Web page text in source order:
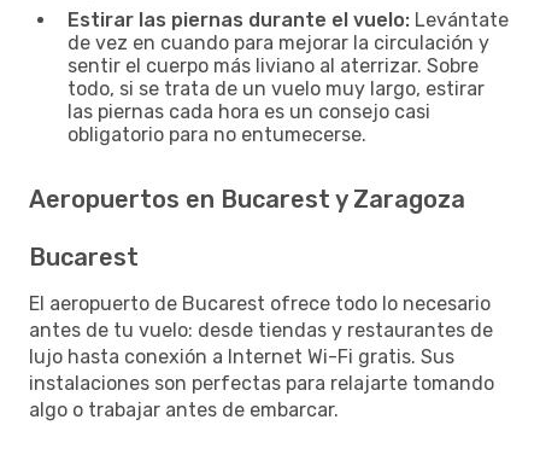
Estirar las piernas durante el vuelo: Levántate
de vez en cuando para mejorar la circulación y
sentir el cuerpo más liviano al aterrizar. Sobre
todo, si se trata de un vuelo muy largo, estirar
las piernas cada hora es un consejo casi
obligatorio para no entumecerse.
Aeropuertos en Bucarest y Zaragoza
Bucarest
El aeropuerto de Bucarest ofrece todo lo necesario
antes de tu vuelo: desde tiendas y restaurantes de
lujo hasta conexión a Internet Wi-Fi gratis. Sus
instalaciones son perfectas para relajarte tomando
algo o trabajar antes de embarcar.